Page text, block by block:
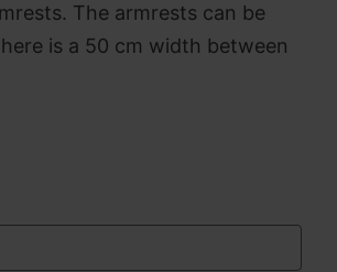
The armrests can be
is a 50 cm width between